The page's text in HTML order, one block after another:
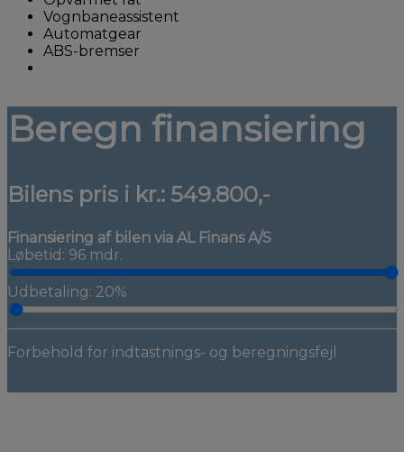
Vognbaneassistent
Automatgear
ABS-bremser
Beregn finansiering
Bilens pris i kr.: 549.800,-
Finansiering af bilen via AL Finans A/S
Løbetid: 96 mdr.
Udbetaling: 20%
Forbehold for indtastnings- og beregningsfejl